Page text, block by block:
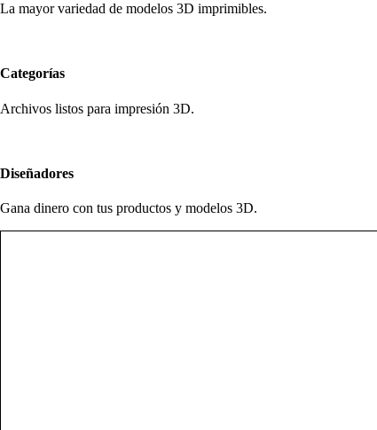
La mayor variedad de modelos 3D imprimibles.
Categorías
Archivos listos para impresión 3D.
Diseñadores
Gana dinero con tus productos y modelos 3D.